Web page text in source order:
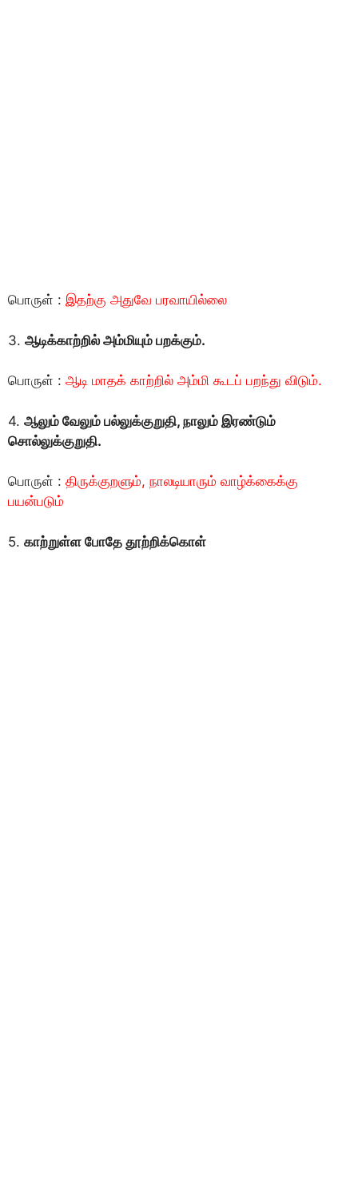
பொருள் : இதற்கு அதுவே பரவாயில்லை
3. ஆடிக்காற்றில் அம்மியும் பறக்கும்.
பொருள் : ஆடி மாதக் காற்றில் அம்மி கூடப் பறந்து விடும்.
4. ஆலும் வேலும் பல்லுக்குறுதி, நாலும் இரண்டும்
சொல்லுக்குறுதி.
பொருள் : திருக்குறளும், நாலடியாரும் வாழ்க்கைக்கு
பயன்படும்
5. காற்றுள்ள போதே தூற்றிக்கொள்